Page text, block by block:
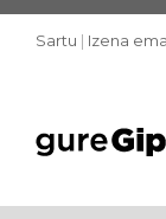
Sartu | Izena